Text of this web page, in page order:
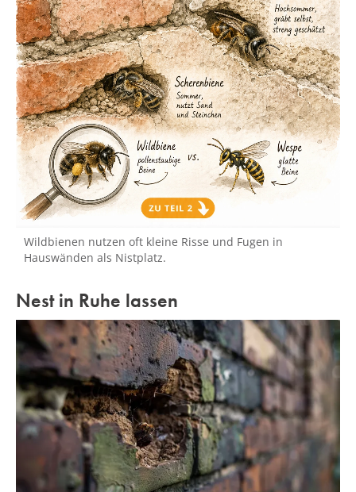
Wildbienen nutzen oft kleine Risse und Fugen in
Hauswänden als Nistplatz.
Nest in Ruhe lassen